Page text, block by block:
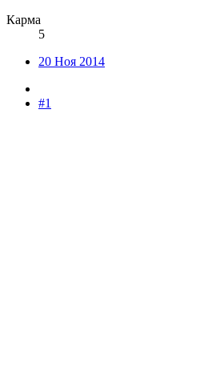
Карма
5
20 Ноя 2014
#1